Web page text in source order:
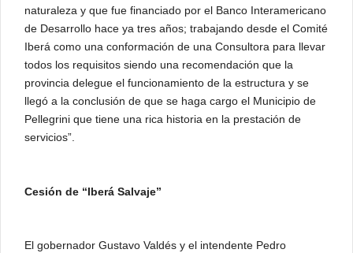
naturaleza y que fue financiado por el Banco Interamericano
de Desarrollo hace ya tres años; trabajando desde el Comité
Iberá como una conformación de una Consultora para llevar
todos los requisitos siendo una recomendación que la
provincia delegue el funcionamiento de la estructura y se
llegó a la conclusión de que se haga cargo el Municipio de
Pellegrini que tiene una rica historia en la prestación de
servicios”.
Cesión de “Iberá Salvaje”
El gobernador Gustavo Valdés y el intendente Pedro